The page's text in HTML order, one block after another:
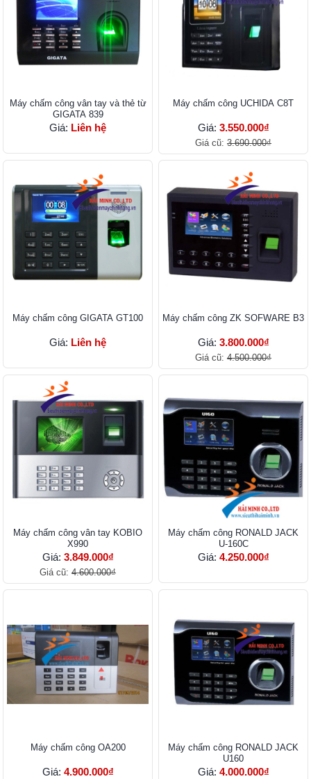
Máy chấm công vân tay và thẻ từ
GIGATA 839
Giá: Liên hệ
Máy chấm công UCHIDA C8T
Giá: 3.550.000₫
Giá cũ: 3.690.000₫
Máy chấm công GIGATA GT100
Giá: Liên hệ
Máy chấm công ZK SOFWARE B3
Giá: 3.800.000₫
Giá cũ: 4.500.000₫
Máy chấm công vân tay KOBIO
X990
Giá: 3.849.000₫
Giá cũ: 4.600.000₫
Máy chấm công RONALD JACK
U-160C
Giá: 4.250.000₫
Máy chấm công OA200
Giá: 4.900.000₫
Máy chấm công RONALD JACK
U160
Giá: 4.000.000₫